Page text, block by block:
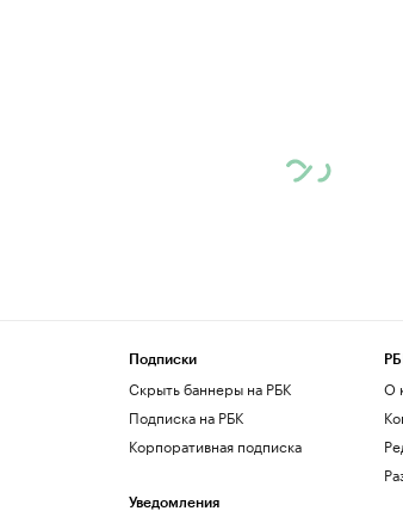
Подписки
Скрыть баннеры на РБК
Подписка на РБК
Корпоративная подписка
Уведомления
О